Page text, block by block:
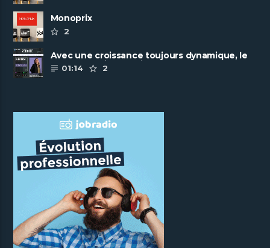
Monoprix
2
Avec une croissance toujours dynamique, le
groupe Scalian continue de ......
01:14 2